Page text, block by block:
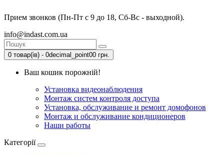
Прием звонков (Пн-Пт с 9 до 18, Сб-Вс - выходной).
info@indast.com.ua
0 товар(ів) - 0decimal_point00 грн.
Ваш кошик порожній!
Установка видеонаблюдения
Монтаж систем контроля доступа
Установка, обслуживание и ремонт домофонов
Монтаж и обслуживание кондиционеров
Наши работы
Категорії